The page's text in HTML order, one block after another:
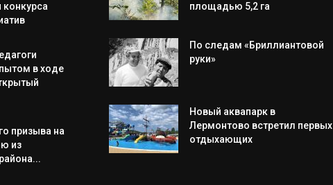
в ходе
призыва на
из
площадью 5,2 га
По следам «Бриллиантовой
руки»
Новый аквапарк в
Лермонтово встретил первых
отдыхающих